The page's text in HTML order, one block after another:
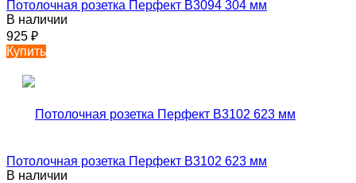
Потолочная розетка Перфект B3094 304 мм
В наличии
925 ₽
Купить
Потолочная розетка Перфект B3102 623 мм
В наличии